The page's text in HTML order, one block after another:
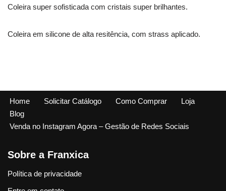
Coleira super sofisticada com cristais super brilhantes.
Coleira em silicone de alta resitência, com strass aplicado.
Home Solicitar Catálogo Como Comprar
Loja
Blog
Venda no Instagram Agora – Gestão de Redes Sociais
Sobre a Franxica
Política de privacidade